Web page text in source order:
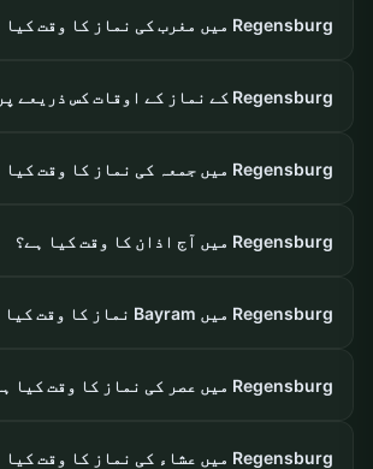
Regensburg میں مغرب کی نماز کا وقت کیا ہے؟
Regensburg کے نماز کے اوقات کس ذریعے پر مبنی ہیں؟
Regensburg میں جمعہ کی نماز کا وقت کیا ہے؟
Regensburg میں آج اذان کا وقت کیا ہے؟
Regensburg میں Bayram نماز کا وقت کیا ہے؟
Regensburg میں عصر کی نماز کا وقت کیا ہے؟
Regensburg میں عشاء کی نماز کا وقت کیا ہے؟